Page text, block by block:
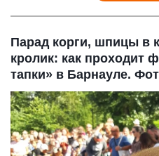
Парад корги, шпицы в
кролик: как проходит
тапки» в Барнауле.